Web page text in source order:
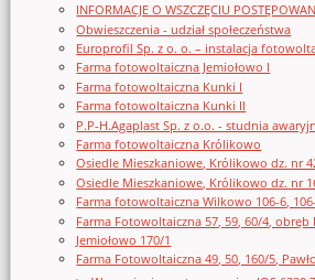
INFORMACJE O WSZCZĘCIU
Obwieszczenia - udział społeczeństwa
Europrofil Sp. z o. o. – instalacja
Farma fotowoltaiczna Jemiołowo I
Farma fotowoltaiczna Kunki I
Farma fotowoltaiczna Kunki II
P.P-H.Agaplast Sp. z o.o. - studnia
Farma fotowoltaiczna Królikowo
Osiedle Mieszkaniowe, Królikowo dz. nr
Osiedle Mieszkaniowe, Królikowo dz. nr
Farma fotowoltaiczna Wilkowo 106-6,
Farma Fotowoltaiczna 57, 59, 60/4, obręb
Jemiołowo 170/1
Farma Fotowoltaiczna 49, 50, 160/5,